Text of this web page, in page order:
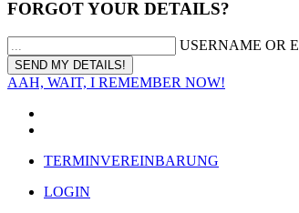
FORGOT YOUR DETAILS?
USERNAME OR
AAH, WAIT, I REMEMBER NOW!
TERMINVEREINBARUNG
LOGIN